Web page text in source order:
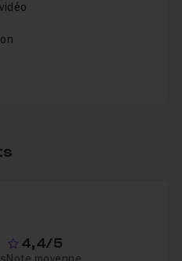
pratique des logiciels de
complète sur la PAO et les
Voir
4,4/5